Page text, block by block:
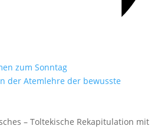
zum Sonntag
der Atemlehre der bewusste
– Toltekische Rekapitulation mit